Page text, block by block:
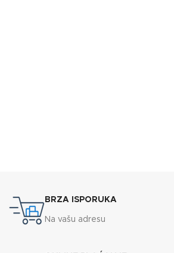
BRZA ISPORUKA
Na vašu adresu